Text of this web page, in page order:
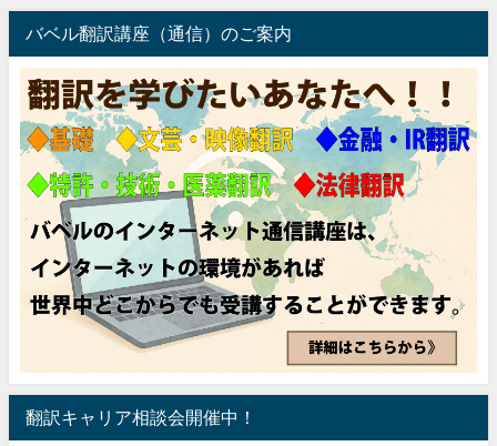
バベル翻訳講座（通信）のご案内
翻訳キャリア相談会開催中！